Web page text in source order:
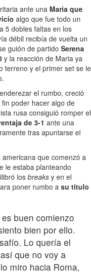
ante una Maria que
algo que fue todo un
5 dobles faltas en los
débil recibía de vuelta un
guión de partido Serena
y la reacción de Maria ya
terreno y el primer set se le
el rumbo, creció
poder hacer algo de
rusa consiguió romper el
de 3-1 ante una
tras apuntarse el
que comenzó a
le estaba planteando
los breaks y en el
poner rumbo a su título
buen comienzo
bien por ello.
Lo quería el
que no voy a
miro hacia Roma,